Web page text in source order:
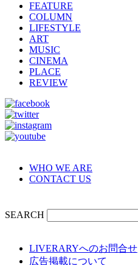
FEATURE
COLUMN
LIFESTYLE
ART
MUSIC
CINEMA
PLACE
REVIEW
WHO WE ARE
CONTACT US
SEARCH
LIVERARYへのお問合せ
広告掲載について